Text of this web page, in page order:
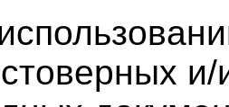
и/